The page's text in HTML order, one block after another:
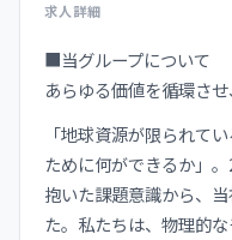
求人詳細
■当グループについて
あらゆる価値を循環さ
「地球資源が限られて
ために何ができるか」
抱いた課題意識から、
た。私たちは、物理的